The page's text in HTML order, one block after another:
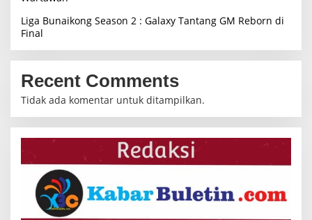
Liga Bunaikong Season 2 : Galaxy Tantang GM Reborn di
Final
Recent Comments
Tidak ada komentar untuk ditampilkan.